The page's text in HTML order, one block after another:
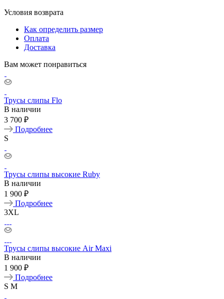
Условия возврата
Как определить размер
Оплата
Доставка
Вам может понравиться
Трусы слипы Flo
В наличии
3 700 ₽
Подробнее
S
Трусы слипы высокие Ruby
В наличии
1 900 ₽
Подробнее
3XL
Трусы слипы высокие Air Maxi
В наличии
1 900 ₽
Подробнее
S M